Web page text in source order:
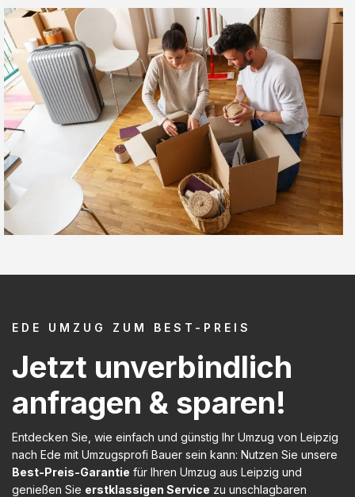
EDE UMZUG ZUM BEST-PREIS
Jetzt unverbindlich
anfragen & sparen!
Entdecken Sie, wie einfach und günstig Ihr Umzug von Leipzig
nach Ede mit Umzugsprofi Bauer sein kann: Nutzen Sie unsere
Best-Preis-Garantie für Ihren Umzug aus Leipzig und
genießen Sie erstklassigen Service zu unschlagbaren